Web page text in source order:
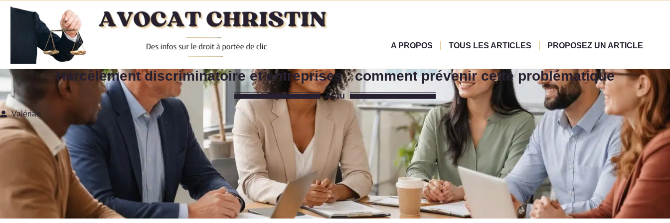
A PROPOS TOUS LES ARTICLES PROPOSEZ UN ARTICLE
Harcèlement discriminatoire et entreprises : comment prévenir cette problématique
Actu
Valérian